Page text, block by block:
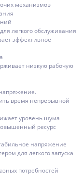
механизмов
легкого обслуживания
эффективное
низкую рабочую
время непрерывной
уровень шума
ресурс
напряжение
для легкого запуска
потребностей